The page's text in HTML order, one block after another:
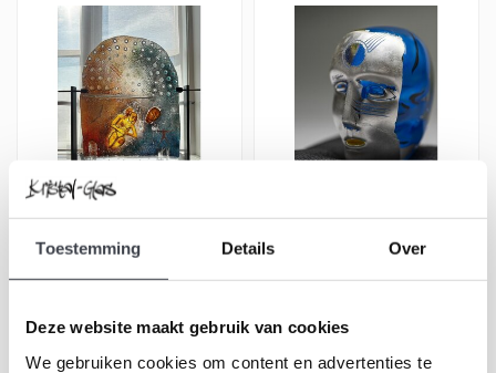
Toestemming Details Over
Deze website maakt gebruik van cookies
We gebruiken cookies om content en advertenties te
Kosta Boda Bertil Vallien
unica Song of Songs
Unica Bertil Vallien – Song of
Exclusief kunstobject voor
Kosta Boda..
Kosta Boda Brains 2025
Kosta Boda Bertil Vallien
Edition GlasKunst..